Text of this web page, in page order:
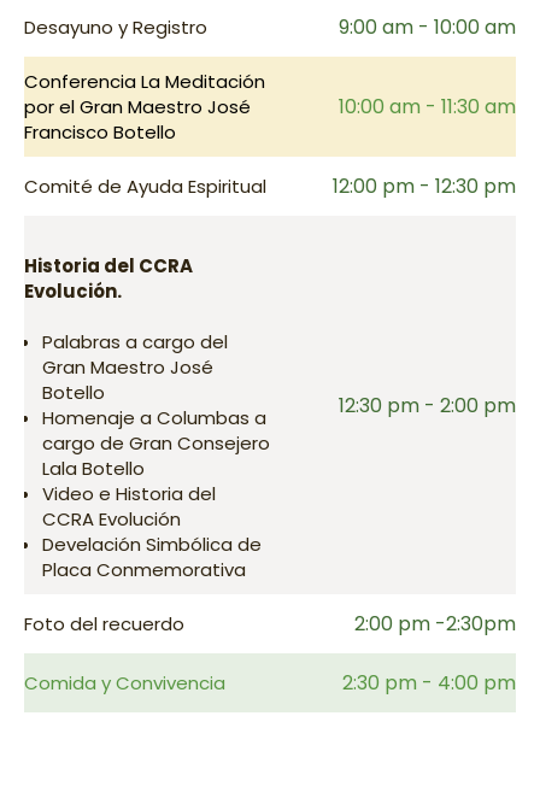
Desayuno y Registro 9:00 am - 10:00 am
Conferencia La Meditación
por el Gran Maestro José
Francisco Botello
10:00 am - 11:30 am
Comité de Ayuda Espiritual 12:00 pm - 12:30 pm
Historia del CCRA
Evolución.
Palabras a cargo del
Gran Maestro José
Botello
Homenaje a Columbas a
cargo de Gran Consejero
Lala Botello
Video e Historia del
CCRA Evolución
Develación Simbólica de
Placa Conmemorativa
12:30 pm - 2:00 pm
Foto del recuerdo 2:00 pm -2:30pm
Comida y Convivencia 2:30 pm - 4:00 pm